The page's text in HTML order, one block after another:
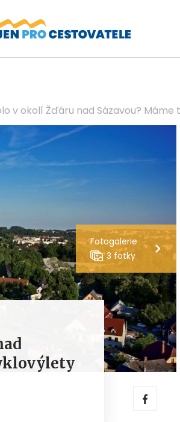
v okolí Žďáru nad Sázavou?
Fotogalerie
3 fotky